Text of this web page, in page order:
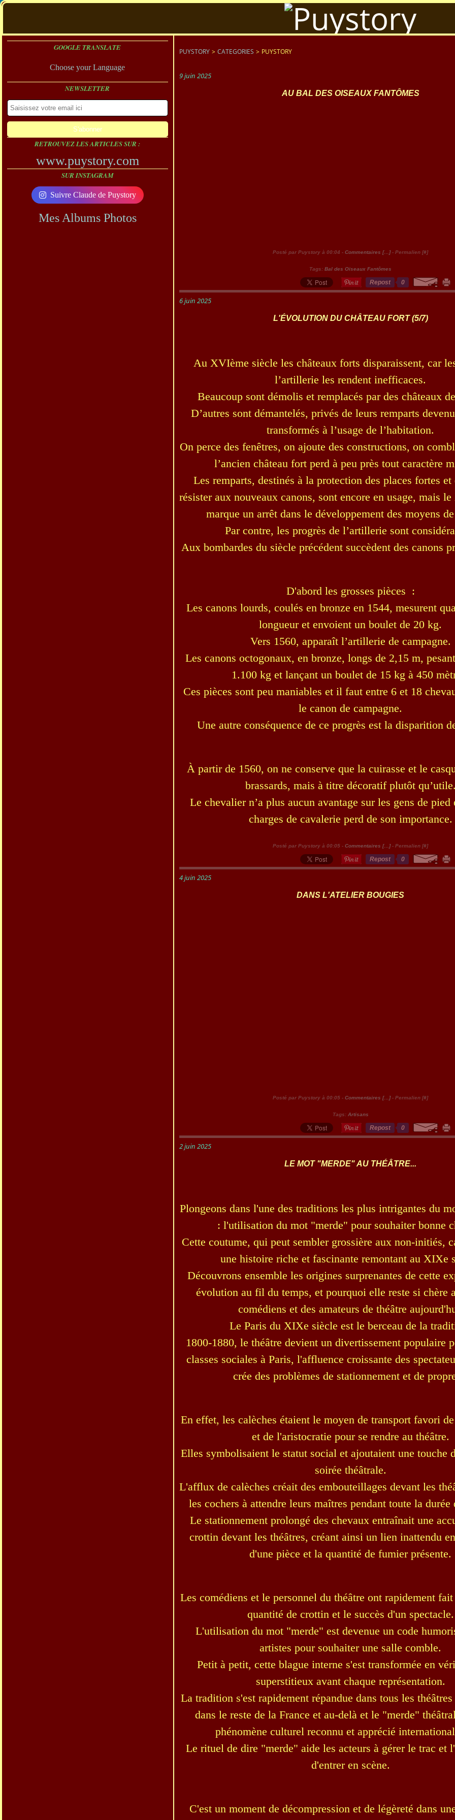
GOOGLE TRANSLATE
Choose your Language
NEWSLETTER
RETROUVEZ LES ARTICLES SUR :
www.puystory.com
SUR INSTAGRAM
Suivre Claude de Puystory
Mes Albums Photos
PUYSTORY > CATEGORIES > PUYSTORY
9 juin 2025
AU BAL DES OISEAUX FANTÔMES
Posté par Puystory à 00:04 - Commentaires [… ]- Permalien [#]
Tags: Bal des Oiseaux Fantômes
Repost 0
6 juin 2025
L'ÉVOLUTION DU CHÂTEAU FORT (5/7)
Au XVIème siècle les châteaux forts disparaissent, car
l’artillerie les rendent inefficaces.
Beaucoup sont démolis et remplacés par des châteaux
D’autres sont démantelés, privés de leurs remparts
transformés à l’usage de l’habitation.
On perce des fenêtres, on ajoute des constructions, on
l’ancien château fort perd à peu près tout caractère
Les remparts, destinés à la protection des places fortes et
résister aux nouveaux canons, sont encore en usage, mais
marque un arrêt dans le développement des moyens
Par contre, les progrès de l’artillerie sont
Aux bombardes du siècle précédent succèdent des canons
D'abord les grosses pièces :
Les canons lourds, coulés en bronze en 1544, mesurent
longueur et envoient un boulet de 20 kg.
Vers 1560, apparaît l’artillerie de campagne.
Les canons octogonaux, en bronze, longs de 2,15 m,
1.100 kg et lançant un boulet de 15 kg à 450
Ces pièces sont peu maniables et il faut entre 6 et 18
le canon de campagne.
Une autre conséquence de ce progrès est la disparition
À partir de 1560, on ne conserve que la cuirasse et le
brassards, mais à titre décoratif plutôt qu’utile.
Le chevalier n’a plus aucun avantage sur les gens de pied
charges de cavalerie perd de son importance.
Posté par Puystory à 00:05 - Commentaires [… ]- Permalien [#]
Repost 0
4 juin 2025
DANS L'ATELIER BOUGIES
Posté par Puystory à 00:05 - Commentaires [… ]- Permalien [#]
Tags: Artisans
Repost 0
2 juin 2025
LE MOT "MERDE" AU THÉÂTRE...
Plongeons dans l'une des traditions les plus intrigantes du
: l'utilisation du mot "merde" pour souhaiter bonne
Cette coutume, qui peut sembler grossière aux non-initiés,
une histoire riche et fascinante remontant au XIXe
Découvrons ensemble les origines surprenantes de cette
évolution au fil du temps, et pourquoi elle reste si chère
comédiens et des amateurs de théâtre
Le Paris du XIXe siècle est le berceau de la
1800-1880, le théâtre devient un divertissement populaire
classes sociales à Paris, l'affluence croissante des
crée des problèmes de stationnement et de
En effet, les calèches étaient le moyen de transport favori
et de l'aristocratie pour se rendre au théâtre.
Elles symbolisaient le statut social et ajoutaient une touche
soirée théâtrale.
L'afflux de calèches créait des embouteillages devant les
les cochers à attendre leurs maîtres pendant toute la durée
Le stationnement prolongé des chevaux entraînait une
crottin devant les théâtres, créant ainsi un lien inattendu
d'une pièce et la quantité de fumier présente.
Les comédiens et le personnel du théâtre ont rapidement
quantité de crottin et le succès d'un spectacle.
L'utilisation du mot "merde" est devenue un code
artistes pour souhaiter une salle comble.
Petit à petit, cette blague interne s'est transformée en
superstitieux avant chaque représentation.
La tradition s'est rapidement répandue dans tous les
dans le reste de la France et au-delà et le "merde"
phénomène culturel reconnu et apprécié
Le rituel de dire "merde" aide les acteurs à gérer le trac et
d'entrer en scène.
C'est un moment de décompression et de légèreté dans